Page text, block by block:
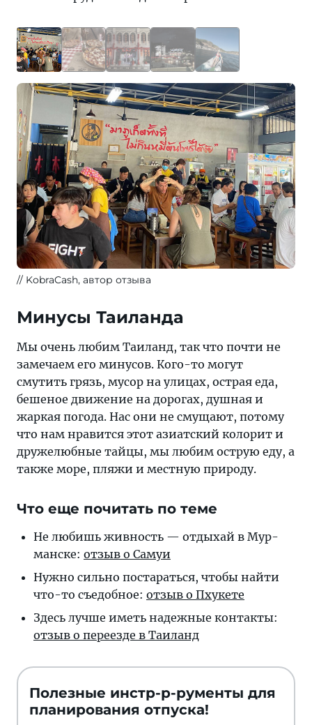
KobraCash, автор отзыва
Минусы Таиланда
Мы очень любим Таиланд, так что почти не
замечаем его минусов. Кого-то могут
смутить грязь, мусор на улицах, острая еда,
бешеное движение на дорогах, душная и
жаркая погода. Нас они не смущают, потому
что нам нравится этот азиатский колорит и
дружелюбные тайцы, мы любим острую еду, а
также море, пляжи и местную природу.
Что еще почитать по теме
Не любишь жив­ность — от­ды­хай в Мур­
ман­ске: от­зыв о Самуи
Нужно сильно поста­рать­ся, что­бы най­ти
что-то съе­доб­ное: от­зыв о Пхукете
Здесь лучше иметь на­деж­ные кон­так­ты:
от­зыв о пе­ре­ез­де в Таиланд
Полезные инстр-р-рументы для
планирования отпуска!